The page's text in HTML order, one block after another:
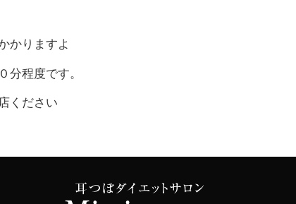
かりますよ
分程度です。
ください